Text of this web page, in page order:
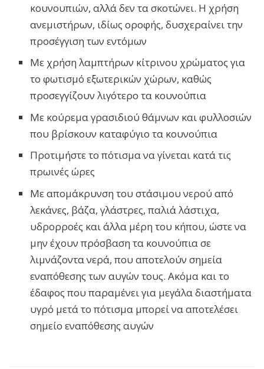
κουνουπιών, αλλά δεν τα σκοτώνει. Η χρήση
ανεμιστήρων, ιδίως οροφής, δυσχεραίνει την
προσέγγιση των εντόμων
Με χρήση λαμπτήρων κίτρινου χρώματος για
το φωτισμό εξωτερικών χώρων, καθώς
προσεγγίζουν λιγότερο τα κουνούπια
Με κούρεμα γρασιδιού θάμνων και φυλλοσιών
που βρίσκουν καταφύγιο τα κουνούπια
Προτιμήστε το πότισμα να γίνεται κατά τις
πρωινές ώρες
Με απομάκρυνση του στάσιμου νερού από
λεκάνες, βάζα, γλάστρες, παλιά λάστιχα,
υδρορροές και άλλα μέρη του κήπου, ώστε να
μην έχουν πρόσβαση τα κουνούπια σε
λιμνάζοντα νερά, που αποτελούν σημεία
εναπόθεσης των αυγών τους. Ακόμα και το
έδαφος που παραμένει για μεγάλα διαστήματα
υγρό μετά το πότισμα μπορεί να αποτελέσει
σημείο εναπόθεσης αυγών